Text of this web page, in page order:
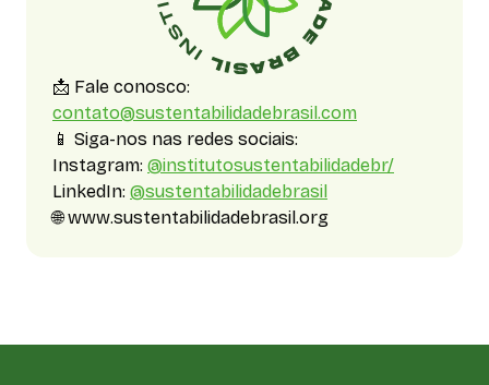
📩 Fale conosco:
contato@sustentabilidadebrasil.com
📱 Siga-nos nas redes sociais:
Instagram: @institutosustentabilidadebr/
LinkedIn: @sustentabilidadebrasil
🌐 www.sustentabilidadebrasil.org